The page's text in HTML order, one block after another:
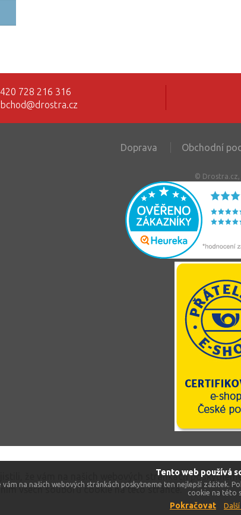
Tento web používá
na našich webových stránkách poskytneme ten nejlepší zážitek.
cookie na této
Pokračovat
728 216 316
Doprava Obchodní
© Drostra.cz,
že vám na našich webových stránkách
všech souborů cookie na této stránce.